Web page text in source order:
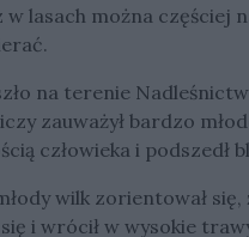
lasach można częściej
na terenie
zauważył bardzo
człowieka i podszedł
wilk zorientował
i wrócił w wysokie